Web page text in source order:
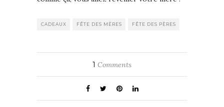
CADEAUX FÊTE DES MÈRES FÊTE DES PÈRES
1 Comments